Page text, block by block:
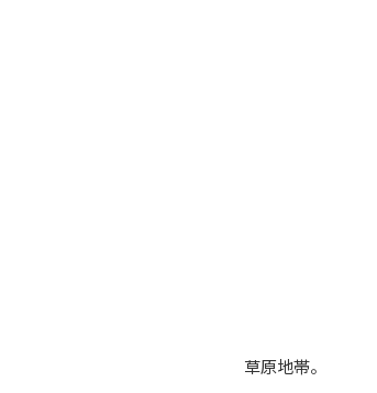
草原地帯。